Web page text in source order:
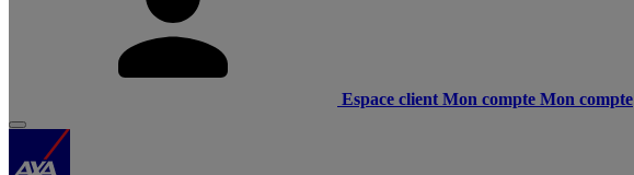
Espace client Mon compte Mon compte